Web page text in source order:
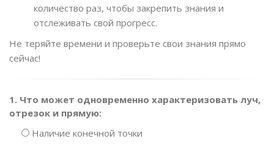
количество раз, чтобы закрепить знания и
отслеживать свой прогресс.
Не теряйте времени и проверьте свои знания прямо
сейчас!
1. Что может одновременно характеризовать луч,
отрезок и прямую:
Наличие конечной точки